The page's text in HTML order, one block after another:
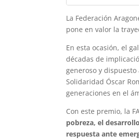
La Federación
pone en valor la
En esta ocasión, el
décadas de
generoso y
Solidaridad Óscar
generaciones en el
Con este premio, la
pobreza, el
respuesta ante